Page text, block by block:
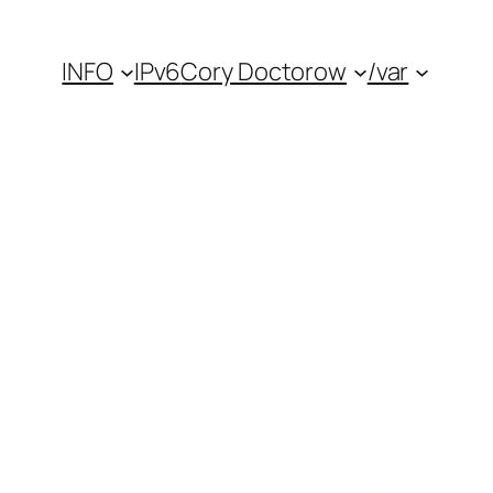
INFO IPv6Cory Doctorow /var